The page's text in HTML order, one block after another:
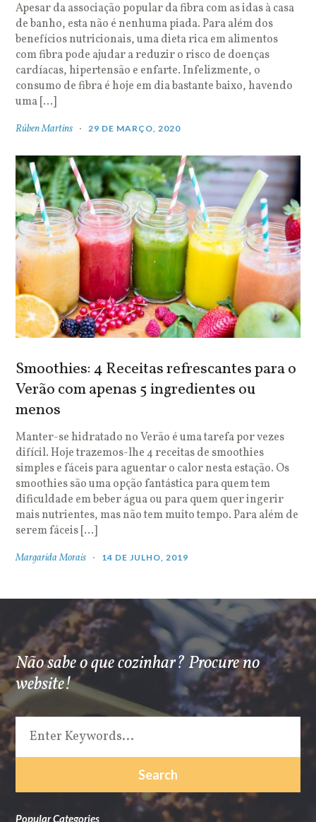
Apesar da associação popular da fibra com as idas à casa
de banho, esta não é nenhuma piada. Para além dos
benefícios nutricionais, uma dieta rica em alimentos
com fibra pode ajudar a reduzir o risco de doenças
cardíacas, hipertensão e enfarte. Infelizmente, o
consumo de fibra é hoje em dia bastante baixo, havendo
uma […]
Rúben Martins 29 DE MARÇO, 2020
Smoothies: 4 Receitas refrescantes para o
Verão com apenas 5 ingredientes ou
menos
Manter-se hidratado no Verão é uma tarefa por vezes
difícil. Hoje trazemos-lhe 4 receitas de smoothies
simples e fáceis para aguentar o calor nesta estação. Os
smoothies são uma opção fantástica para quem tem
dificuldade em beber água ou para quem quer ingerir
mais nutrientes, mas não tem muito tempo. Para além de
serem fáceis […]
Margarida Morais 14 DE JULHO, 2019
Não sabe o que cozinhar? Procure no
website!
Popular Categories